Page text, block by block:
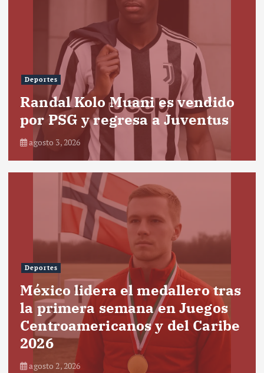
Deportes
Randal Kolo Muani es vendido
por PSG y regresa a Juventus
agosto 3, 2026
Deportes
México lidera el medallero tras
la primera semana en Juegos
Centroamericanos y del Caribe
2026
agosto 2, 2026